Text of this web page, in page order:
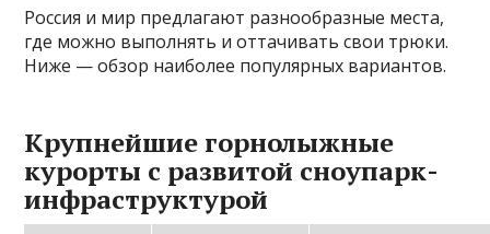
Россия и мир предлагают разнообразные места,
где можно выполнять и оттачивать свои трюки.
Ниже — обзор наиболее популярных вариантов.
Крупнейшие горнолыжные
курорты с развитой сноупарк-
инфраструктурой